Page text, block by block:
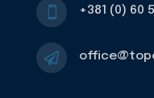
 +381 (0) 60
